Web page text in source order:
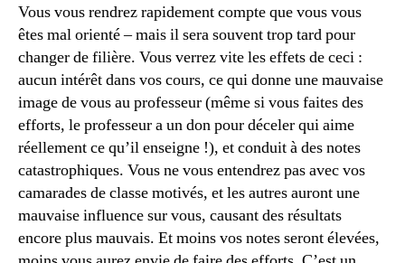
Vous vous rendrez rapidement compte que vous vous
êtes mal orienté – mais il sera souvent trop tard pour
changer de filière. Vous verrez vite les effets de ceci :
aucun intérêt dans vos cours, ce qui donne une mauvaise
image de vous au professeur (même si vous faites des
efforts, le professeur a un don pour déceler qui aime
réellement ce qu’il enseigne !), et conduit à des notes
catastrophiques. Vous ne vous entendrez pas avec vos
camarades de classe motivés, et les autres auront une
mauvaise influence sur vous, causant des résultats
encore plus mauvais. Et moins vos notes seront élevées,